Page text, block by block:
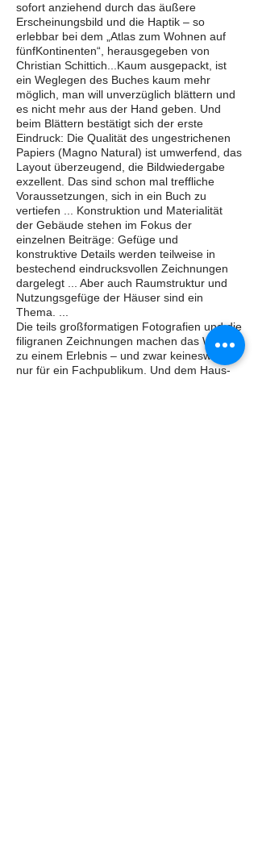
sofort anziehend durch das äußere
Erscheinungsbild und die Haptik – so
erlebbar bei dem „Atlas zum Wohnen auf
fünfKontinenten“, herausgegeben von
Christian Schittich...Kaum ausgepackt, ist
ein Weglegen des Buches kaum mehr
möglich, man will unverzüglich blättern und
es nicht mehr aus der Hand geben. Und
beim Blättern bestätigt sich der erste
Eindruck: Die Qualität des ungestrichenen
Papiers (Magno Natural) ist umwerfend, das
Layout überzeugend, die Bildwiedergabe
exzellent. Das sind schon mal treffliche
Voraussetzungen, sich in ein Buch zu
vertiefen ... Konstruktion und Materialität
der Gebäude stehen im Fokus der
einzelnen Beiträge: Gefüge und
konstruktive Details werden teilweise in
bestechend eindrucksvollen Zeichnungen
dargelegt ... Aber auch Raumstruktur und
Nutzungsgefüge der Häuser sind ein
Thema. ...
Die teils großformatigen Fotografien und die
filigranen Zeichnungen machen das Werk
zu einem Erlebnis – und zwar keineswegs
nur für ein Fachpublikum. Und dem Haus-